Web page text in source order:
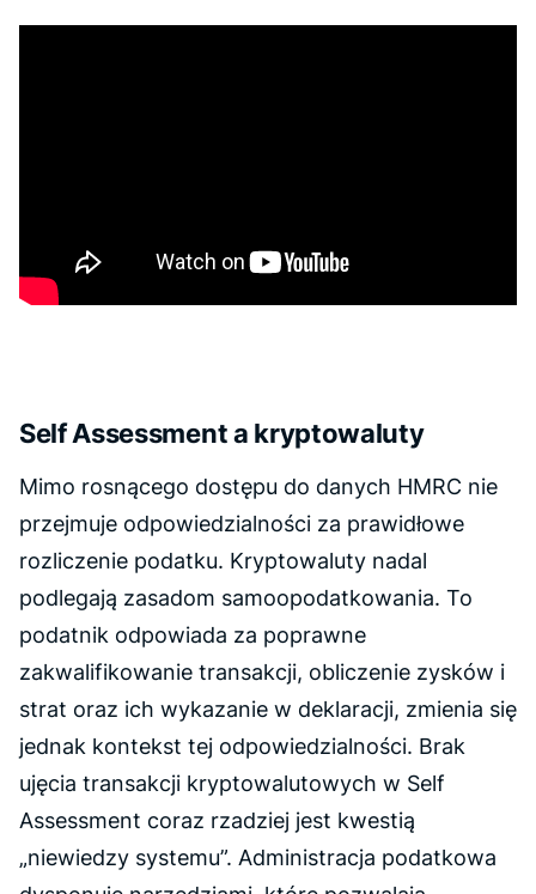
Self Assessment a kryptowaluty
Mimo rosnącego dostępu do danych HMRC nie
przejmuje odpowiedzialności za prawidłowe
rozliczenie podatku. Kryptowaluty nadal
podlegają zasadom samoopodatkowania. To
podatnik odpowiada za poprawne
zakwalifikowanie transakcji, obliczenie zysków i
strat oraz ich wykazanie w deklaracji, zmienia się
jednak kontekst tej odpowiedzialności. Brak
ujęcia transakcji kryptowalutowych w Self
Assessment coraz rzadziej jest kwestią
„niewiedzy systemu”. Administracja podatkowa